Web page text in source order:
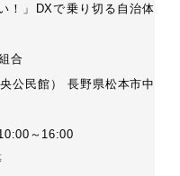
」DXで乗り切る自治体
合
民館） 長野県松本市中
～16:00